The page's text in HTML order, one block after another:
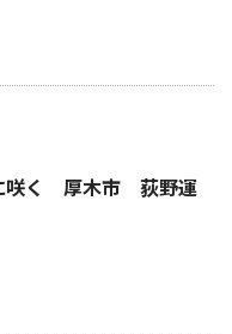
咲く 厚木市 荻野運